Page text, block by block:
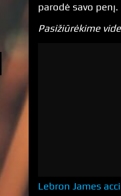
parodė savo penį.
Pasižiūrėkime
Lebron James